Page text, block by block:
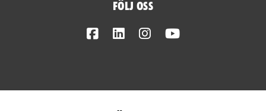
Följ oss
FacebookLinkedInInstagram